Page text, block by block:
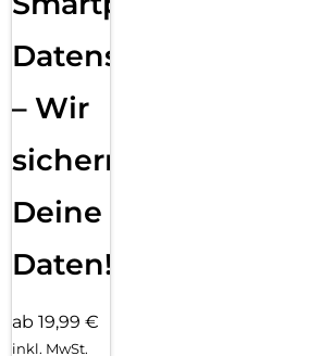
Datensicherung
– Wir
sichern
Deine
Daten!
ab 19,99 €
inkl. MwSt.